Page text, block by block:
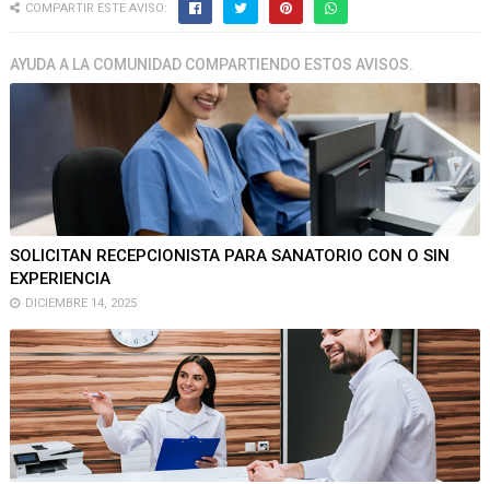
COMPARTIR ESTE AVISO:
AYUDA A LA COMUNIDAD COMPARTIENDO ESTOS AVISOS.
SOLICITAN RECEPCIONISTA PARA SANATORIO CON O SIN
EXPERIENCIA
DICIEMBRE 14, 2025